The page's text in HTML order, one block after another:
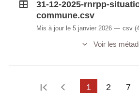
31-12-2025-rnrpp-
commune.csv
Mis à jour le 5 janvier 2026 csv
Voir les
Première page
Page précédente
1 2 7